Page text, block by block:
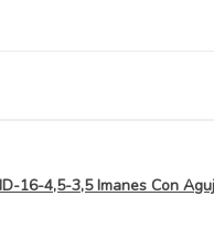
16-4,5-3,5 Imanes Con